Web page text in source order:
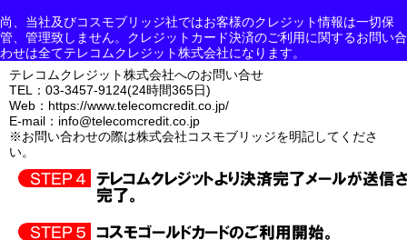
尚、当社及びコスモブリッジ社ではお客様のクレジット情報は一切保
管、管理致しません。クレジットカード決済のご利用に関するお問い合
わせは全てテレコムクレジット株式会社になります。
テレコムクレジット株式会社へのお問い合せ
TEL：03-3457-9124(24時間365日)
Web： https://www.telecomcredit.co.jp/
E-mail：info@telecomcredit.co.jp
※お問い合わせの際は株式会社コスモブリッジを明記してくださ
い。